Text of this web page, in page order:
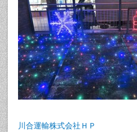
川合運輸株式会社ＨＰ